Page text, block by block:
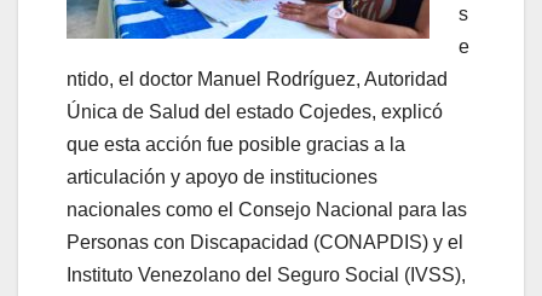
s
e
ntido, el doctor Manuel Rodríguez, Autoridad
Única de Salud del estado Cojedes, explicó
que esta acción fue posible gracias a la
articulación y apoyo de instituciones
nacionales como el Consejo Nacional para las
Personas con Discapacidad (CONAPDIS) y el
Instituto Venezolano del Seguro Social (IVSS),